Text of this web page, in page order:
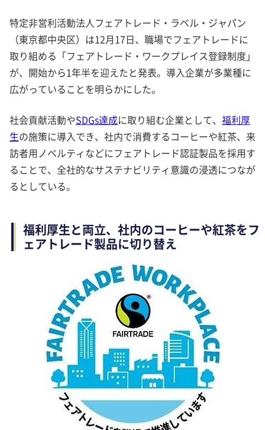
特定非営利活動法人フェアトレード・ラベル・ジャパン
（東京都中央区）は12月17日、職場でフェアトレードに
取り組める「フェアトレード・ワークプレイス登録制度」
が、開始から1年半を迎えたと発表。導入企業が多業種に
広がっていることを明らかにした。
社会貢献活動やSDGs達成に取り組む企業として、 福利厚
生の施策に導入でき、社内で消費するコーヒーや紅茶、来
訪者用ノベルティなどにフェアトレード認証製品を採用す
ることで、全社的なサステナビリティ意識の浸透につなが
るとしている。
福利厚生と両立、社内のコーヒーや紅茶をフ
ェアトレード製品に切り替え